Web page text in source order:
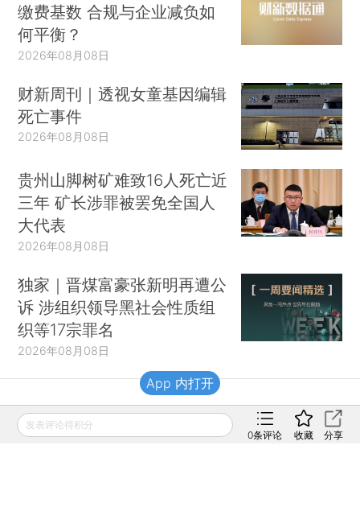
缴费基数 合规与企业减负如
何平衡？
2026年08月08日
财新周刊｜透视女童基因编辑
死亡事件
2026年08月08日
贵州山脚树矿难致16人死亡近
三年 矿长涉罪被罢免全国人
大代表
2026年08月08日
独家｜晋煤富豪张新明再遭公
诉 涉组织领导黑社会性质组
织等17宗罪名
2026年08月08日
财新移动
发表评论得积分
0条评论 收藏 分享
App 内打开